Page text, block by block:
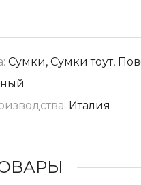
Сумки, Сумки тоут,
Италия